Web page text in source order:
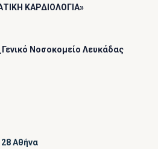
ΚΑΡΔΙΟΛΟΓΙΑ»
Νοσοκομείο Λευκάδας
Αθήνα